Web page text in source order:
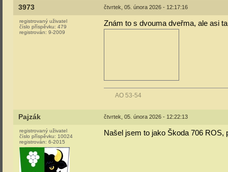
3973 čtvrtek, 05. února 2026 - 12:17:16
registrovaný uživatel
číslo příspěvku: 479
registrován: 9-2009
Znám to s dvouma dveřma, ale asi
AO 53-54
Pajzák čtvrtek, 05. února 2026 - 12:22:13
registrovaný uživatel
číslo příspěvku: 10024
registrován: 6-2015
Našel jsem to jako Škoda 706 ROS,